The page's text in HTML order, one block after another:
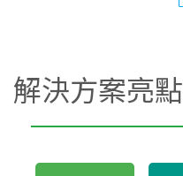
解決方案亮點